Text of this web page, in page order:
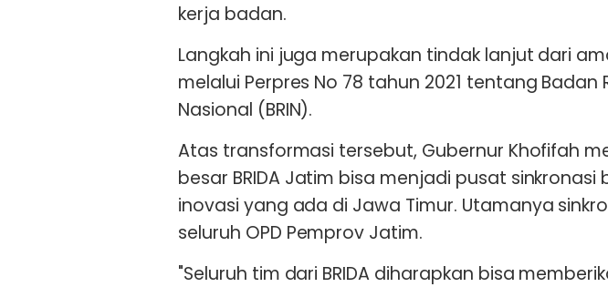
kerja badan.
Langkah ini juga merupakan tindak lanjut dari
melalui Perpres No 78 tahun 2021 tentang Badan
Nasional (BRIN).
Atas transformasi tersebut, Gubernur Khofifah
besar BRIDA Jatim bisa menjadi pusat
inovasi yang ada di Jawa Timur. Utamanya
seluruh OPD Pemprov Jatim.
"Seluruh tim dari BRIDA diharapkan bisa